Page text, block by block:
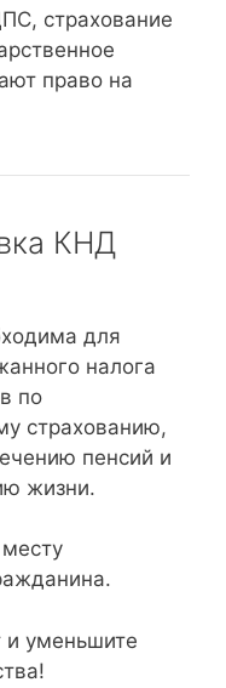
страхование
право на
КНД
для
налога
по
страхованию,
пенсий и
жизни.
и уменьшите